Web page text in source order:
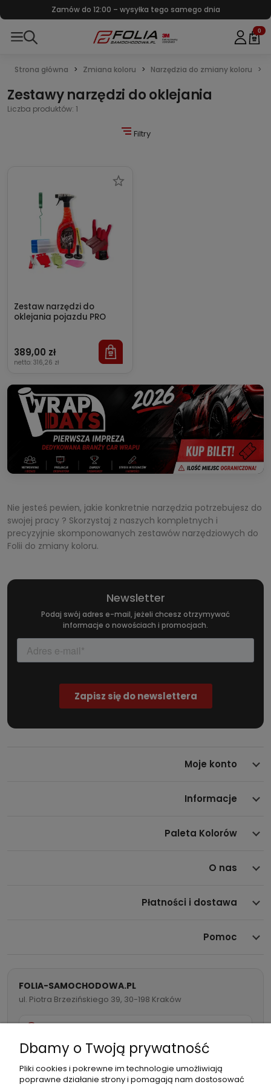
Zamów do 12:00 – wysyłka tego samego dnia
0
Strona główna Zmiana koloru Narzędzia do zmiany koloru
Zestawy narzędzi do oklejania
Liczba produktów: 1
Filtry
Zestaw narzędzi do
oklejania pojazdu PRO
389,00 zł
netto: 316,26 zł
Nie jesteś pewien, jakie konkretnie narzędzia potrzebujesz do
swojej pracy ? Skorzystaj z naszych kompletnych i
precyzyjnie skomponowanych zestawów narzędziowych do
Folii do zmiany koloru.
Newsletter
Podaj swój adres e-mail, jeżeli chcesz otrzymywać
informacje o nowościach i promocjach.
Moje konto
Informacje
Paleta Kolorów
O nas
Płatności i dostawa
Pomoc
FOLIA-SAMOCHODOWA.PL
ul. Piotra Brzezińskiego 39, 30-198 Kraków
732 082 998
info@folia-samochodowa.pl
Dbamy o Twoją prywatność
Pliki cookies i pokrewne im technologie umożliwiają
poprawne działanie strony i pomagają nam dostosować